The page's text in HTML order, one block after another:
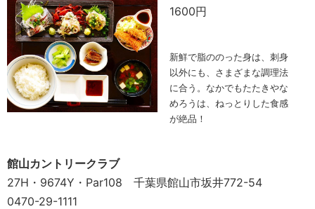
1600円
新鮮で脂ののった身は、刺身
以外にも、さまざまな調理法
に合う。なかでもたたきやな
めろうは、ねっとりした食感
が絶品！
館山カントリークラブ
27H・9674Y・Par108 千葉県館山市坂井772-54
0470-29-1111